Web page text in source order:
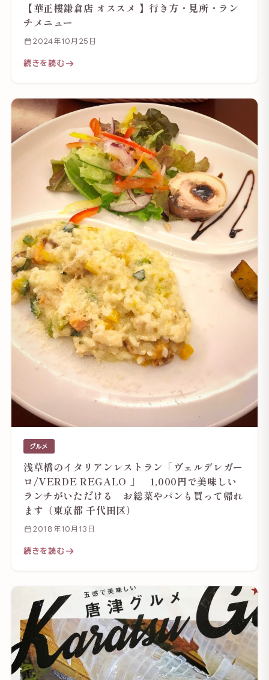
【華正樓鎌倉店 オススメ 】行き方・見所・ラン
チメニュー
2024年10月25日
続きを読む
グルメ
浅草橋のイタリアンレストラン「ヴェルデレガー
ロ/VERDE REGALO 」 1,000円で美味しい
ランチがいただける お総菜やパンも買って帰れ
ます（東京都 千代田区）
2018年10月13日
続きを読む